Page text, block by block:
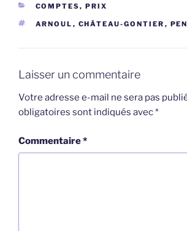
CATÉGORIES
COMPTES, PRIX
ÉTIQUETTES
ARNOUL , CHÂTEAU-GONTIER ,
Laisser un commentaire
Votre adresse e-mail ne sera pas
obligatoires sont indiqués avec*
Commentaire*